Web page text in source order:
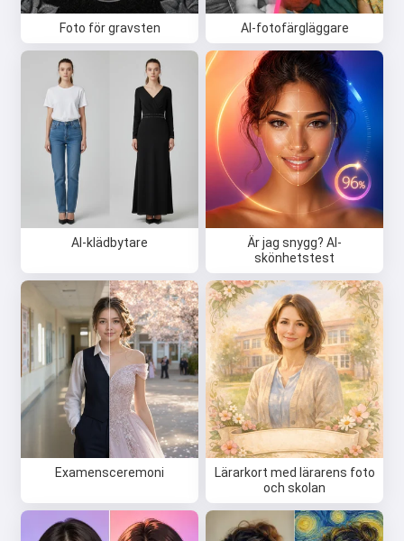
Foto för gravsten AI-fotofärgläggare
AI-klädbytare
Är jag snygg? AI-
skönhetstest
Examensceremoni
Lärarkort med lärarens foto
och skolan